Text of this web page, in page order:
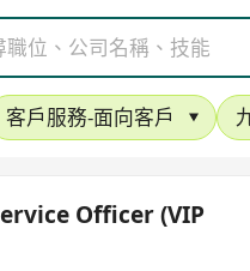
客戶服務-面向客戶
Officer (VIP